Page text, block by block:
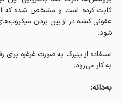
ثابت کرده است و مشخص شده که
عفونی کننده در از بین بردن
شود. ‌
استفاده از پنیرک به صورت غرغره
به کار می‌رود.
به‌دانه: